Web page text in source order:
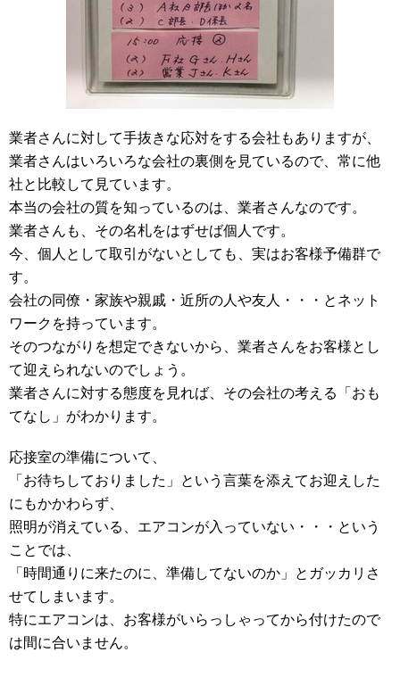
業者さんに対して手抜きな応対をする会社もありますが、
業者さんはいろいろな会社の裏側を見ているので、常に他
社と比較して見ています。
本当の会社の質を知っているのは、業者さんなのです。
業者さんも、その名札をはずせば個人です。
今、個人として取引がないとしても、実はお客様予備群で
す。
会社の同僚・家族や親戚・近所の人や友人・・・とネット
ワークを持っています。
そのつながりを想定できないから、業者さんをお客様とし
て迎えられないのでしょう。
業者さんに対する態度を見れば、その会社の考える「おも
てなし」がわかります。
応接室の準備について、
「お待ちしておりました」という言葉を添えてお迎えした
にもかかわらず、
照明が消えている、エアコンが入っていない・・・という
ことでは、
「時間通りに来たのに、準備してないのか」とガッカリさ
せてしまいます。
特にエアコンは、お客様がいらっしゃってから付けたので
は間に合いません。